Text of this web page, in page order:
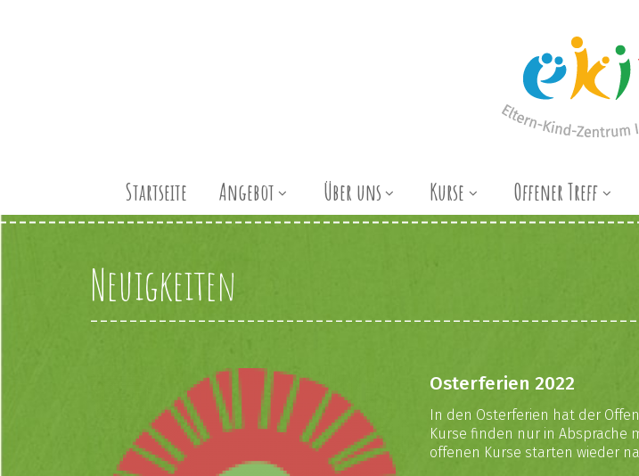
Startseite Angebot Über uns Kurse Offener Treff
Neuigkeiten
Osterferien 2022
In den Osterferien hat der
Kurse finden nur in Absprache
offenen Kurse starten wieder